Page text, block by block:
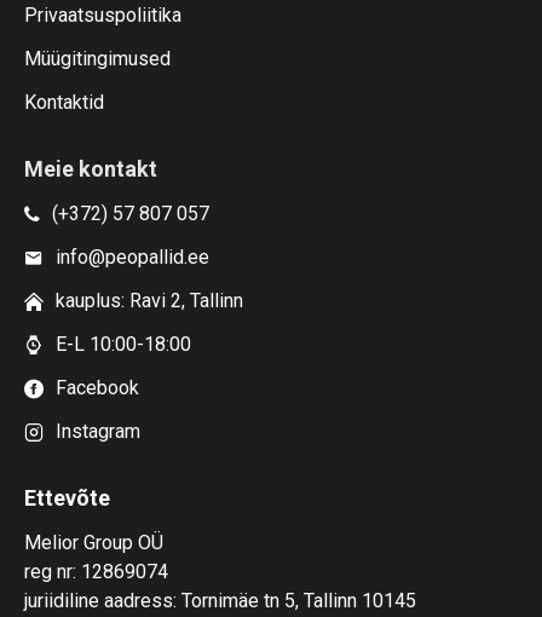
Privaatsuspoliitika
Müügitingimused
Kontaktid
Meie kontakt
(+372) 57 807 057
info@peopallid.ee
kauplus: Ravi 2, Tallinn
E-L 10:00-18:00
Facebook
Instagram
Ettevõte
Melior Group OÜ
reg nr: 12869074
juriidiline aadress: Tornimäe tn 5, Tallinn 10145